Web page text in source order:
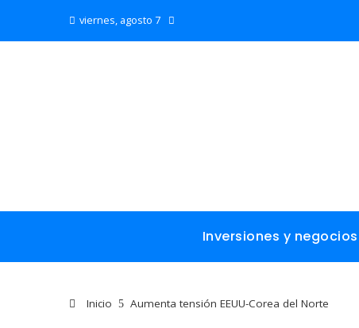
viernes, agosto 7
Inversiones y negocios
Inicio Aumenta tensión EEUU-Corea del Norte